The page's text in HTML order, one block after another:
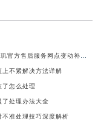
内蒙古自治区通辽市科尔沁区明仁大街宝玑售后服务中心（需提前预约）
2026年6月宝玑官方售后服务网点变动补充公告（迁址+新店）
上不紧解决方法详解
了怎么处理
了处理办法大全
不准处理技巧深度解析